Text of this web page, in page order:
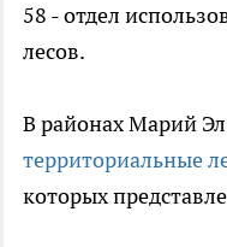
58 - отдел
лесов.
В районах Марий
территориальные
которых